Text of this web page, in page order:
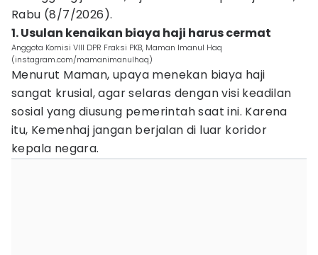
Rabu (8/7/2026).
1. Usulan kenaikan biaya haji harus cermat
Anggota Komisi VIII DPR Fraksi PKB, Maman Imanul Haq
(instagram.com/mamanimanulhaq)
Menurut Maman, upaya menekan biaya haji
sangat krusial, agar selaras dengan visi keadilan
sosial yang diusung pemerintah saat ini. Karena
itu, Kemenhaj jangan berjalan di luar koridor
kepala negara.